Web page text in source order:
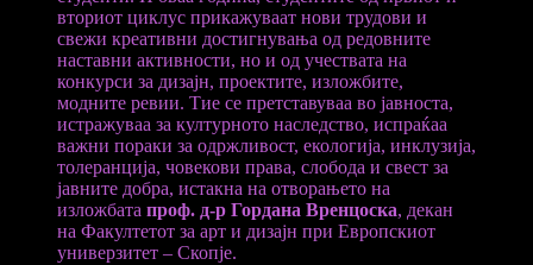
вториот циклус прикажуваат нови трудови и
свежи креативни достигнувања од редовните
наставни активности, но и од учествата на
конкурси за дизајн, проектите, изложбите,
модните ревии. Тие се претставуваа во јавноста,
истражуваа за културното наследство, испраќаа
важни пораки за одржливост, екологија, инклузија,
толеранција, човекови права, слобода и свест за
јавните добра, истакна на отворањето на
изложбата проф. д-р Гордана Вренцоска, декан
на Факултетот за арт и дизајн при Европскиот
универзитет – Скопје.